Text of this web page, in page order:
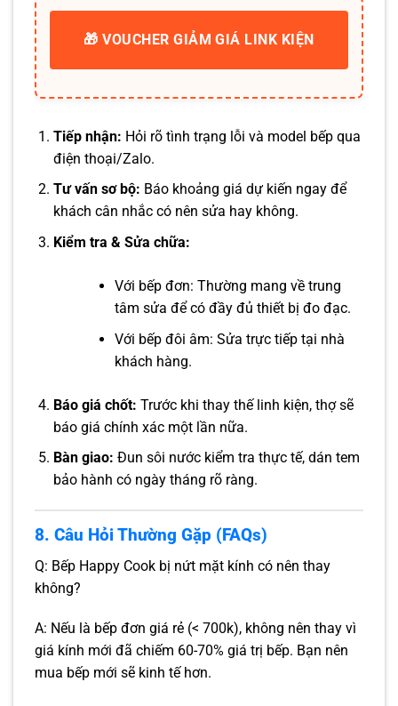
🎁 VOUCHER GIẢM GIÁ LINK KIỆN
Tiếp nhận: Hỏi rõ tình trạng lỗi và model bếp qua
điện thoại/Zalo.
Tư vấn sơ bộ: Báo khoảng giá dự kiến ngay để
khách cân nhắc có nên sửa hay không.
Kiểm tra & Sửa chữa:
Với bếp đơn: Thường mang về trung
tâm sửa để có đầy đủ thiết bị đo đạc.
Với bếp đôi âm: Sửa trực tiếp tại nhà
khách hàng.
Báo giá chốt: Trước khi thay thế linh kiện, thợ sẽ
báo giá chính xác một lần nữa.
Bàn giao: Đun sôi nước kiểm tra thực tế, dán tem
bảo hành có ngày tháng rõ ràng.
8. Câu Hỏi Thường Gặp (FAQs)
Q: Bếp Happy Cook bị nứt mặt kính có nên thay
không?
A: Nếu là bếp đơn giá rẻ (< 700k), không nên thay vì
giá kính mới đã chiếm 60-70% giá trị bếp. Bạn nên
mua bếp mới sẽ kinh tế hơn.